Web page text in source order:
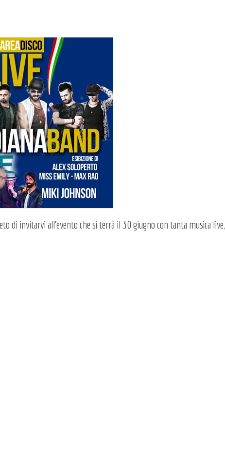
di invitarvi all'evento che si terrà il 30 giugno con tanta musica live,